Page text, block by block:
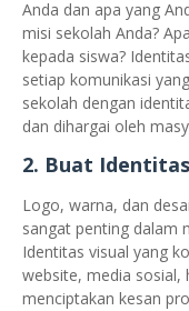
Anda dan apa yang
misi sekolah Anda?
kepada siswa?
setiap komunikasi
sekolah dengan
dan dihargai oleh
2. Buat
Logo, warna, dan
sangat penting dalam
Identitas visual yang
website, media sosial,
menciptakan kesan